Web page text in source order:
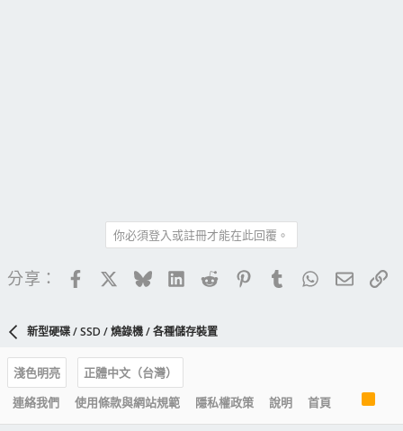
你必須登入或註冊才能在此回覆。
分享： FacebookBlueskyLinkedIn
Reddit PinterestTumblrWhatsApp
電子
新型硬碟 / SSD / 燒錄機 / 各種儲存裝置
淺色明亮
正體中文（台灣）
連絡我們
使用條款與網站規範 隱私權政策 說明 首頁
S